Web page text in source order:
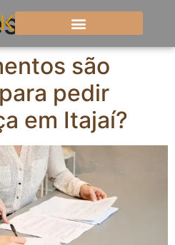
são
pedir
em Itajaí?